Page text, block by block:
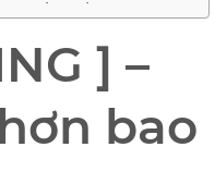
] –
bao